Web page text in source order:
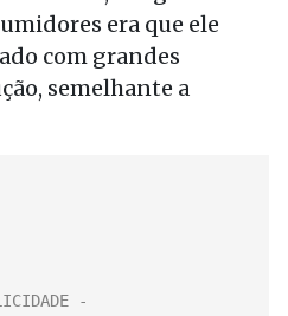
era que ele
com grandes
semelhante a